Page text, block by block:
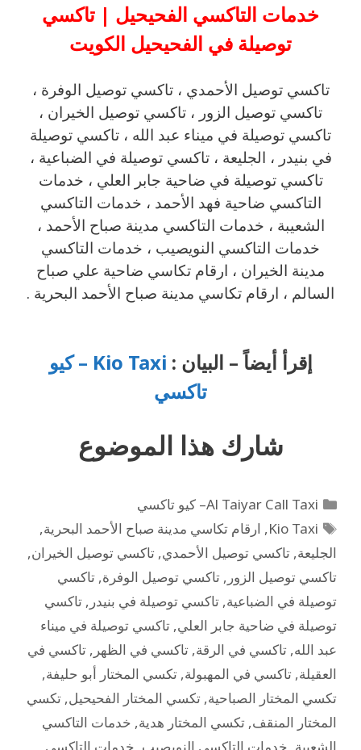
خدمات التاكسي الفحيحيل | تاكسي
توصيلة في الفحيحيل الكويت
تاكسي توصيل الأحمدي ، تاكسي توصيل الوفرة ،
تاكسي توصيل الزور ، تاكسي توصيل الخيران ،
تاكسي توصيلة في ميناء عبد الله ، تاكسي توصيلة
في بنيدر ، الجليعة ، تاكسي توصيلة في الضباعية ،
تاكسي توصيلة في ضاحية جابر العلي ، خدمات
التاكسي ضاحية فهد الأحمد ، خدمات التاكسي
الشعيبة ، خدمات التاكسي مدينة صباح الأحمد ،
خدمات التاكسي النويصيب ، خدمات التاكسي
مدينة الخيران ، ارقام تكاسي ضاحية علي صباح
السالم ، ارقام تكاسي مدينة صباح الأحمد البحرية .
إقرأ أيضاً – البيان :
Kio Taxi – كيو
تاكسي
شارك هذا الموضوع
Al Taiyar Call Taxi– كيو تاكسي
Kio Taxi
, ارقام تكاسي مدينة صباح الأحمد البحرية,
الجليعة, تاكسي توصيل الأحمدي, تاكسي توصيل الخيران,
تاكسي توصيل الزور , تاكسي توصيل الوفرة, تاكسي
توصيلة في الضباعية, تاكسي توصيلة في بنيدر , تاكسي
توصيلة في ضاحية جابر العلي, تاكسي توصيلة في ميناء
عبد الله, تاكسي في الرقة, تاكسي في الظهر , تاكسي في
العقيلة, تاكسي في المهبولة, تكسي المختار أبو حليفة,
تكسي المختار الصباحية, تكسي المختار الفحيحيل, تكسي
المختار المنقف, تكسي المختار هدية, خدمات التاكسي